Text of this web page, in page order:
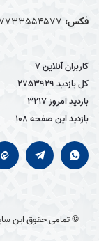
فکس:
کاربران آنلاین7
کل بازدید2753929
بازدید امروز3217
بازدید این صفحه108
© تمامی حقوق این